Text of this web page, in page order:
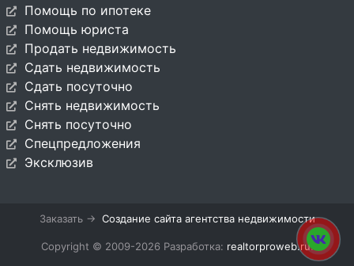
Помощь по ипотеке
Помощь юриста
Продать недвижимость
Сдать недвижимость
Сдать посуточно
Снять недвижимость
Снять посуточно
Спецпредложения
Эксклюзив
Заказать → Создание сайта агентства недвижимости
Copyright © 2009-2026 Разработка: realtorproweb.ru.